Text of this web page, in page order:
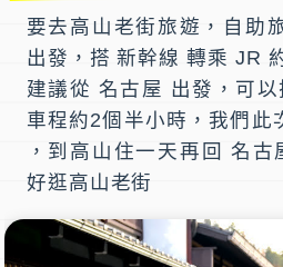
要去高山老街旅遊，自助
出發，搭 新幹線 轉乘 JR
建議從 名古屋 出發，可以
車程約2個半小時，我們此
，到高山住一天再回 名
好逛高山老街